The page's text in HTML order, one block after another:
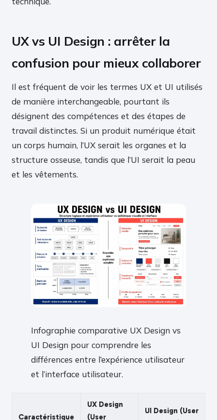
UX vs UI Design : arrêter la
confusion pour mieux collaborer
Il est fréquent de voir les termes UX et UI utilisés
de manière interchangeable, pourtant ils
désignent des compétences et des étapes de
travail distinctes. Si un produit numérique était
un corps humain, l’UX serait les organes et la
structure osseuse, tandis que l’UI serait la peau
et les vêtements.
Infographie comparative UX Design vs
UI Design pour comprendre les
différences entre l’expérience utilisateur
et l’interface utilisateur.
Caractéristique
UX Design
(User
UI Design (User